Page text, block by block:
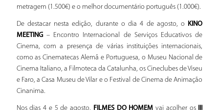
metragem (1.500€) e o melhor documentário português (1.000€).
De destacar nesta edição, durante o dia 4 de agosto, o KINO
MEETING– Encontro Internacional de Serviços Educativos de
Cinema, com a presença de várias instituições internacionais,
como as Cinematecas Alemã e Portuguesa, o Museu Nacional de
Cinema Italiano, a Filmoteca da Catalunha, os Cineclubes de Viseu
e Faro, a Casa Museu de Vilar e o Festival de Cinema de Animação
Cinanima.
Nos dias 4 e 5 de agosto, FILMES DO HOMEM vai acolher os III